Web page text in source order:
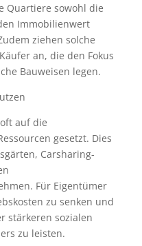
Quartiere sowohl die
Immobilienwert
ziehen solche
an, die den Fokus
Bauweisen legen.
auf die
gesetzt. Dies
Carsharing-
Für Eigentümer
zu senken und
stärkeren sozialen
zu leisten.